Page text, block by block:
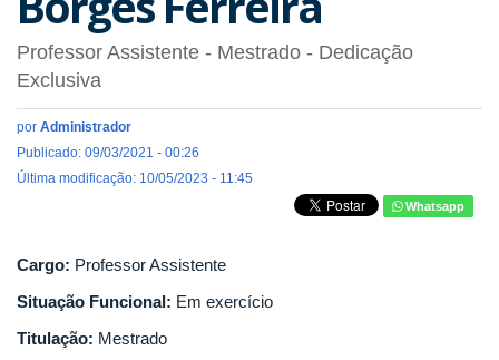
Professor Assistente - Mestrado - Dedicação
Exclusiva
por Administrador
Publicado: 09/03/2021 - 00:26
Última modificação: 10/05/2023 - 11:45
Whatsapp
Cargo: Professor Assistente
Situação Funcional: Em exercício
Titulação: Mestrado